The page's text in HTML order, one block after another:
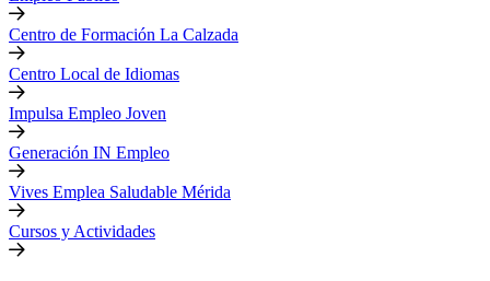
Centro de Formación La Calzada
Centro Local de Idiomas
Impulsa Empleo Joven
Generación IN Empleo
Vives Emplea Saludable Mérida
Cursos y Actividades